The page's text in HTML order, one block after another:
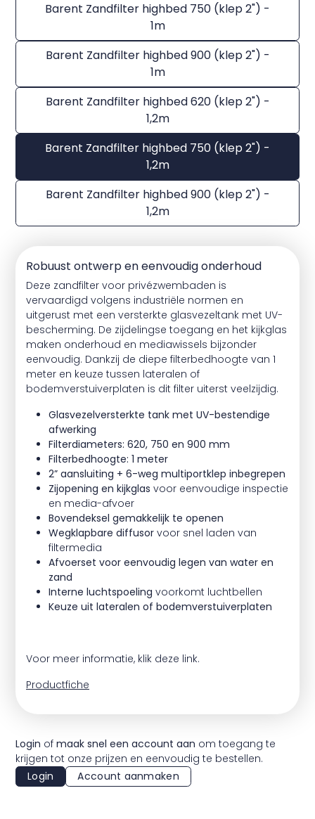
Barent Zandfilter highbed 750 (klep 2") -
1m
Barent Zandfilter highbed 900 (klep 2") -
1m
Barent Zandfilter highbed 620 (klep 2") -
1,2m
Barent Zandfilter highbed 750 (klep 2") -
1,2m
Barent Zandfilter highbed 900 (klep 2") -
1,2m
Robuust ontwerp en eenvoudig onderhoud
Deze zandfilter voor privézwembaden is
vervaardigd volgens industriële normen en
uitgerust met een versterkte glasvezeltank met UV-
bescherming. De zijdelingse toegang en het kijkglas
maken onderhoud en mediawissels bijzonder
eenvoudig. Dankzij de diepe filterbedhoogte van 1
meter en keuze tussen lateralen of
bodemverstuiverplaten is dit filter uiterst veelzijdig.
Glasvezelversterkte tank met UV-bestendige
afwerking
Filterdiameters: 620, 750 en 900 mm
Filterbedhoogte: 1 meter
2” aansluiting + 6-weg multiportklep inbegrepen
Zijopening en kijkglas voor eenvoudige inspectie
en media-afvoer
Bovendeksel gemakkelijk te openen
Wegklapbare diffusor voor snel laden van
filtermedia
Afvoerset voor eenvoudig legen van water en
zand
Interne luchtspoeling voorkomt luchtbellen
Keuze uit lateralen of bodemverstuiverplaten
Voor meer informatie, klik deze link.
Productfiche
Login of maak snel een account aan om toegang te
krijgen tot onze prijzen en eenvoudig te bestellen.
Login
Account aanmaken